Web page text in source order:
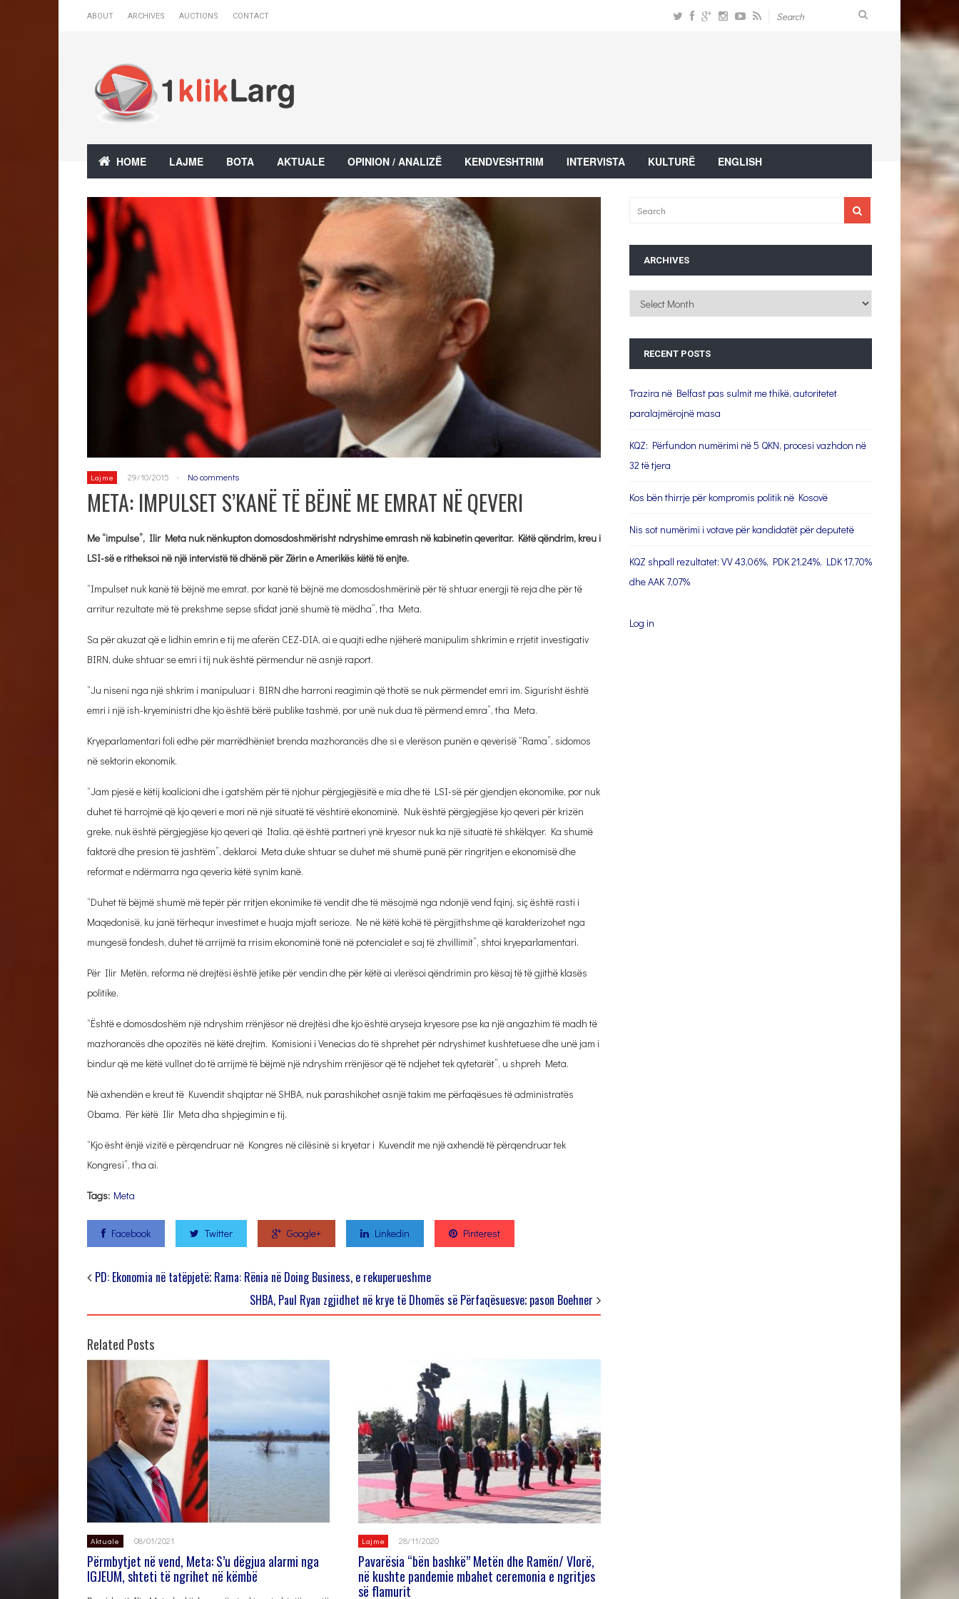
ABOUT ARCHIVES AUCTIONS CONTACT
HOME LAJME BOTA AKTUALE OPINION / ANALIZË KENDVESHTRIM INTERVISTA KULTURË ENGLISH
Lajme 29/10/2015 - No comments
META: IMPULSET S’KANË TË BËJNË ME EMRAT NË QEVERI
Me “impulse”, Ilir Meta nuk nënkupton domosdoshmërisht ndryshime emrash në kabinetin qeveritar. Këtë qëndrim, kreu i
LSI-së e ritheksoi në një intervistë të dhënë për Zërin e Amerikës këtë të enjte.
“Impulset nuk kanë të bëjnë me emrat, por kanë të bëjnë me domosdoshmërinë për të shtuar energji të reja dhe për të
arritur rezultate më të prekshme sepse sfidat janë shumë të mëdha”, tha Meta.
Sa për akuzat që e lidhin emrin e tij me aferën CEZ-DIA, ai e quajti edhe njëherë manipulim shkrimin e rrjetit investigativ
BIRN, duke shtuar se emri i tij nuk është përmendur në asnjë raport.
“Ju niseni nga një shkrim i manipuluar i BIRN dhe harroni reagimin që thotë se nuk përmendet emri im. Sigurisht është
emri i një ish-kryeministri dhe kjo është bërë publike tashmë, por unë nuk dua të përmend emra”, tha Meta.
Kryeparlamentari foli edhe për marrëdhëniet brenda mazhorancës dhe si e vlerëson punën e qeverisë “Rama”, sidomos
në sektorin ekonomik.
“Jam pjesë e këtij koalicioni dhe i gatshëm për të njohur përgjegjësitë e mia dhe të LSI-së për gjendjen ekonomike, por nuk
duhet të harrojmë që kjo qeveri e mori në një situatë të vështirë ekonominë. Nuk është përgjegjëse kjo qeveri për krizën
greke, nuk është përgjegjëse kjo qeveri që Italia, që është partneri ynë kryesor nuk ka një situatë të shkëlqyer. Ka shumë
faktorë dhe presion të jashtëm”, deklaroi Meta duke shtuar se duhet më shumë punë për ringritjen e ekonomisë dhe
reformat e ndërmarra nga qeveria këtë synim kanë.
“Duhet të bëjmë shumë më tepër për rritjen ekonimike të vendit dhe të mësojmë nga ndonjë vend fqinj, siç është rasti i
Maqedonisë, ku janë tërhequr investimet e huaja mjaft serioze. Ne në këtë kohë të përgjithshme që karakterizohet nga
mungesë fondesh, duhet të arrijmë ta rrisim ekonominë tonë në potencialet e saj të zhvillimit”, shtoi kryeparlamentari.
Për Ilir Metën, reforma në drejtësi është jetike për vendin dhe për këtë ai vlerësoi qëndrimin pro kësaj të të gjithë klasës
politike.
“Është e domosdoshëm një ndryshim rrënjësor në drejtësi dhe kjo është aryseja kryesore pse ka një angazhim të madh të
mazhorancës dhe opozitës në këtë drejtim. Komisioni i Venecias do të shprehet për ndryshimet kushtetuese dhe unë jam i
bindur që me këtë vullnet do të arrijmë të bëjmë një ndryshim rrënjësor që të ndjehet tek qytetarët”, u shpreh Meta.
Në axhendën e kreut të Kuvendit shqiptar në SHBA, nuk parashikohet asnjë takim me përfaqësues të administratës
Obama. Për këtë Ilir Meta dha shpjegimin e tij.
“Kjo ësht ënjë vizitë e përqendruar në Kongres në cilësinë si kryetar i Kuvendit me një axhendë të përqendruar tek
Kongresi”, tha ai.
Tags: Meta
Facebook Twitter Google+ Linkedin Pinterest
PD: Ekonomia në tatëpjetë; Rama: Rënia në Doing Business, e rekuperueshme
SHBA, Paul Ryan zgjidhet në krye të Dhomës së Përfaqësuesve; pason Boehner
Related Posts
Aktuale 08/01/2021
Përmbytjet në vend, Meta: S’u dëgjua alarmi nga
IGJEUM, shteti të ngrihet në këmbë
Lajme 28/11/2020
Pavarësia “bën bashkë” Metën dhe Ramën/ Vlorë,
në kushte pandemie mbahet ceremonia e ngritjes
së flamurit
ARCHIVES
Archives
RECENT POSTS
Trazira në Belfast pas sulmit me thikë, autoritetet
paralajmërojnë masa
KQZ: Përfundon numërimi në 5 QKN, procesi vazhdon në
32 të tjera
Kos bën thirrje për kompromis politik në Kosovë
Nis sot numërimi i votave për kandidatët për deputetë
KQZ shpall rezultatet: VV 43,06%, PDK 21,24%, LDK 17,70%
dhe AAK 7,07%
Log in